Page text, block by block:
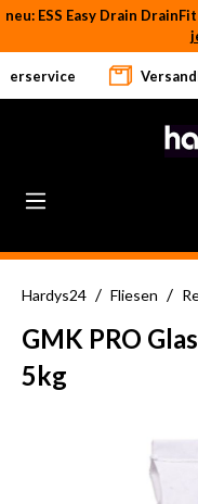
Zum Hauptinhalt
Hardys24 / Fliesen /
GMK PRO
5kg